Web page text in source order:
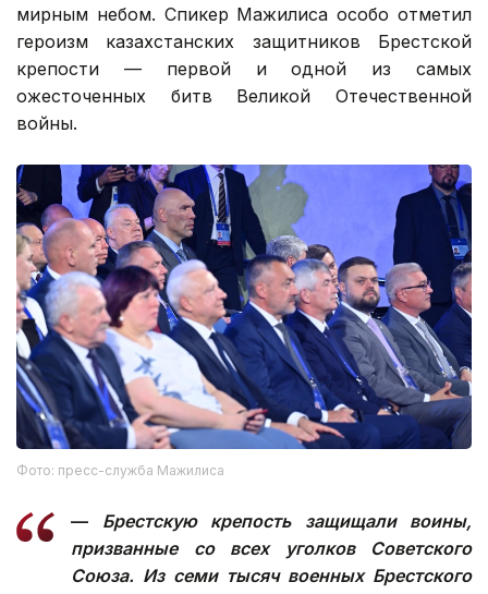
мирным небом. Спикер Мажилиса особо отметил
героизм казахстанских защитников Брестской
крепости — первой и одной из самых
ожесточенных битв Великой Отечественной
войны.
Фото: пресс-служба Мажилиса
— Брестскую крепость защищали воины,
призванные со всех уголков Советского
Союза. Из семи тысяч военных Брестского